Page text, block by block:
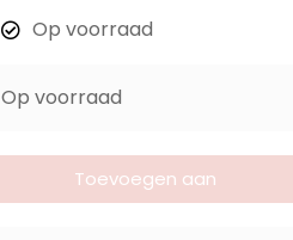
Op voorraad
Toevoegen aan
winkelwagen
Halo Gel Polish is het nummer